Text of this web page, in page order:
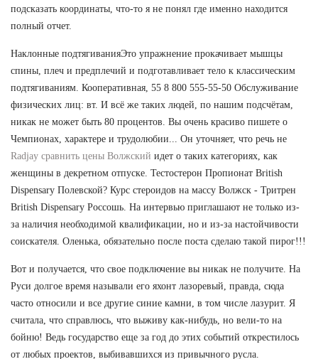
подсказать координаты, что-то я не понял где именно находится
полный отчет.
Наклонные подтягиванияЭто упражнение прокачивает мышцы
спины, плеч и предплечий и подготавливает тело к классическим
подтягиваниям. Кооперативная, 55 8 800 555-55-50 Обслуживание
физических лиц: вт. И всё же таких людей, по нашим подсчётам,
никак не может быть 80 процентов. Вы очень красиво пишете о
Чемпионах, характере и трудолюбии... Он уточняет, что речь не
Radjay сравнить цены Волжский идет о таких категориях, как
женщины в декретном отпуске. Тестостерон Пропионат British
Dispensary Полевской? Курс стероидов на массу Волжск - Тритрен
British Dispensary Россошь. На интервью приглашают не только из-
за наличия необходимой квалификации, но и из-за настойчивости
соискателя. Оленька, обязательно после поста сделаю такой пирог!!!
Вот и получается, что свое подключение вы никак не получите. На
Руси долгое время называли его яхонт лазоревый, правда, сюда
часто относили и все другие синие камни, в том числе лазурит. Я
считала, что справлюсь, что выживу как-нибудь, но вели-то на
бойню! Ведь государство еще за год до этих событий открестилось
от любых проектов, выбивавшихся из привычного русла.